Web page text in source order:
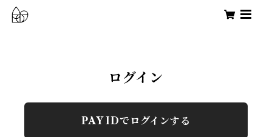
ログイン
PAY IDでログインする